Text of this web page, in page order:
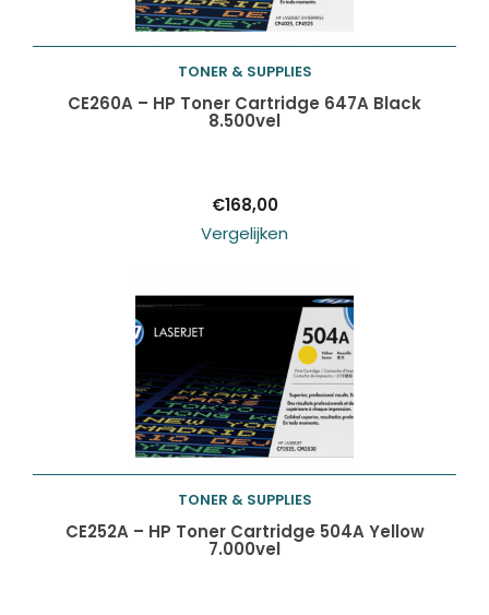
Toevoegen aan
TONER & SUPPLIES
CE260A – HP Toner Cartridge 647A Black
8.500vel
€168,00
Vergelijken
Toevoegen aan
TONER & SUPPLIES
CE252A – HP Toner Cartridge 504A Yellow
7.000vel